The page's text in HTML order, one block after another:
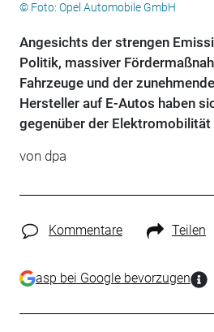
© Foto: Opel Automobile GmbH
Angesichts der strengen
Politik, massiver
Fahrzeuge und der
Hersteller auf E-Autos haben
gegenüber der Elektromobilität
von dpa
Kommentare Teilen
asp bei Google bevorzugen